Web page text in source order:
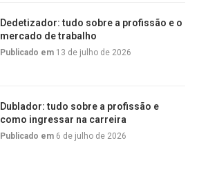
Dedetizador: tudo sobre a profissão e o
mercado de trabalho
Publicado em 13 de julho de 2026
Dublador: tudo sobre a profissão e
como ingressar na carreira
Publicado em 6 de julho de 2026